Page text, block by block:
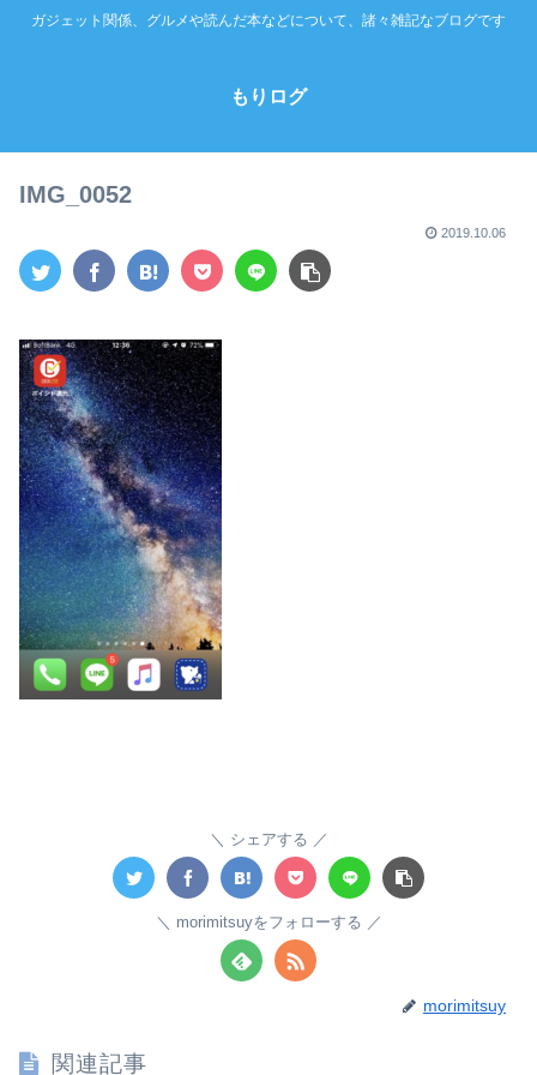
ガジェット関係、グルメや読んだ本などについて、諸々雑記なブログです
もりログ
IMG_0052
2019.10.06
シェアする
morimitsuyをフォローする
morimitsuy
関連記事